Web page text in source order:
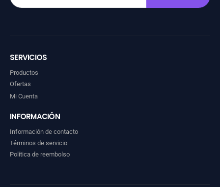
SERVICIOS
Productos
Ofertas
Mi Cuenta
INFORMACIÓN
Información de contacto
Términos de servicio
Política de reembolso